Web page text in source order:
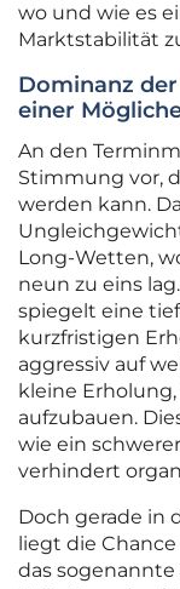
wo und wie es
Marktstabilität
Dominanz
einer
An den
Stimmung vor,
werden kann.
Long-Wetten,
neun zu eins
spiegelt eine
kurzfristigen
aggressiv auf
kleine
aufzubauen.
wie ein
verhindert
Doch gerade in
liegt die
das sogenannte